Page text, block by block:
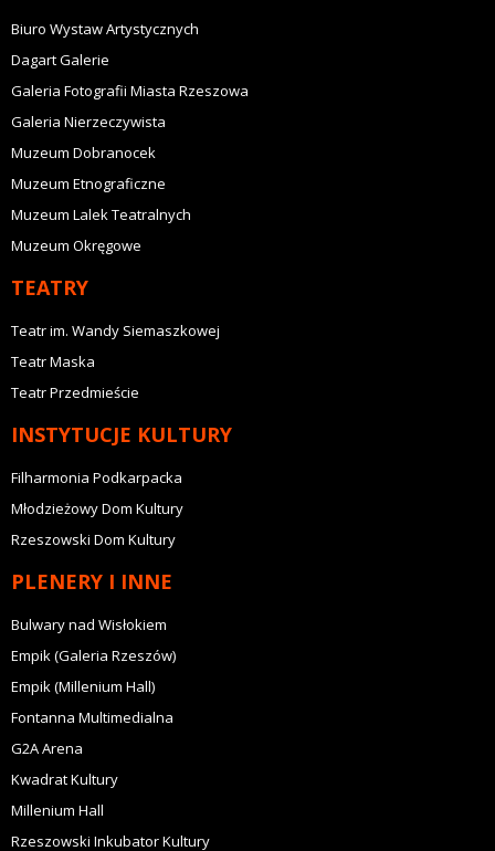
Biuro Wystaw Artystycznych
Dagart Galerie
Galeria Fotografii Miasta Rzeszowa
Galeria Nierzeczywista
Muzeum Dobranocek
Muzeum Etnograficzne
Muzeum Lalek Teatralnych
Muzeum Okręgowe
TEATRY
Teatr im. Wandy Siemaszkowej
Teatr Maska
Teatr Przedmieście
INSTYTUCJE KULTURY
Filharmonia Podkarpacka
Młodzieżowy Dom Kultury
Rzeszowski Dom Kultury
PLENERY I INNE
Bulwary nad Wisłokiem
Empik (Galeria Rzeszów)
Empik (Millenium Hall)
Fontanna Multimedialna
G2A Arena
Kwadrat Kultury
Millenium Hall
Rzeszowski Inkubator Kultury